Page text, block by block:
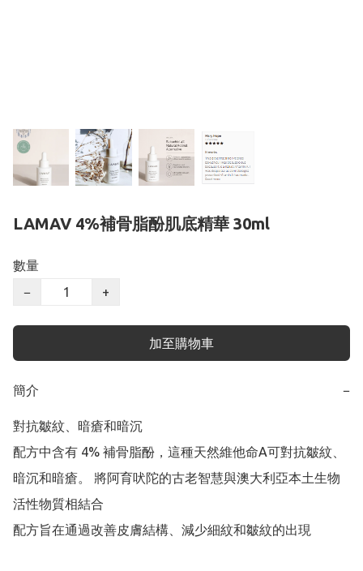
LAMAV 4%補骨脂酚肌底精華 30ml
數量
−
+
加至購物車
簡介 −
對抗皺紋、暗瘡和暗沉
配方中含有 4% 補骨脂酚，這種天然維他命A可對抗皺紋、
暗沉和暗瘡。 將阿育吠陀的古老智慧與澳大利亞本土生物
活性物質相結合
配方旨在通過改善皮膚結構、減少細紋和皺紋的出現